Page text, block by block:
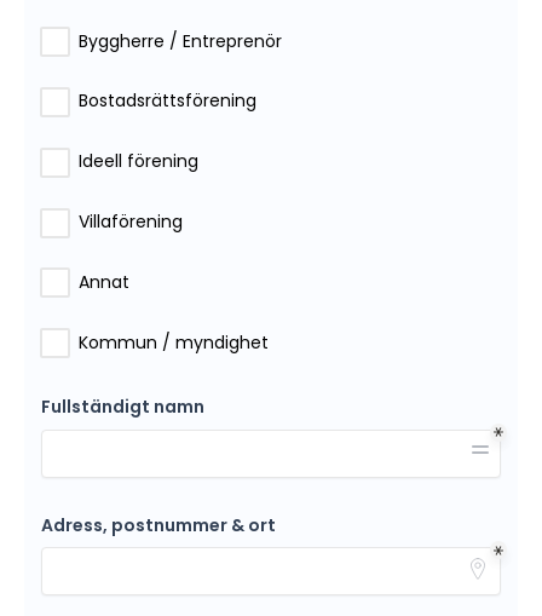
Byggherre / Entreprenör
Bostadsrättsförening
Ideell förening
Villaförening
Annat
Kommun / myndighet
Fullständigt namn
Adress, postnummer & ort